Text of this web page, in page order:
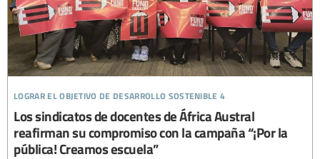
lograr el objetivo de desarrollo sostenible 4
Los sindicatos de docentes de África Austral
reafirman su compromiso con la campaña “¡Por la
pública! Creamos escuela”